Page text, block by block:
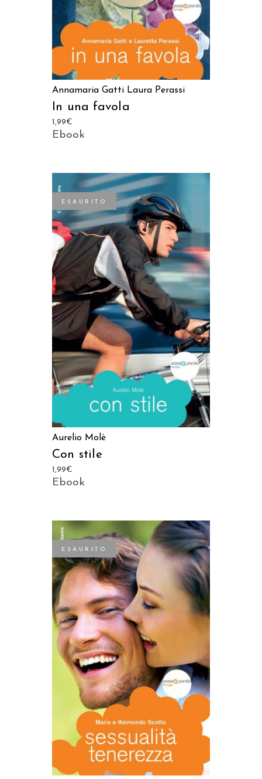
Annamaria Gatti Laura Perassi
In una favola
1,99€
Ebook
ESAURITO
LEGGI TUTTO
Aurelio Molè
Con stile
1,99€
Ebook
ESAURITO
LEGGI TUTTO